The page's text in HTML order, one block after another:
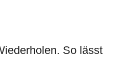
So lässt